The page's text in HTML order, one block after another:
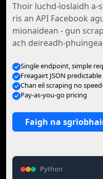
Thoir luchd-ìoslaidh a-
ris an API Facebook
mionaidean - gun
ach deireadh-
Single endpoint, simple
Freagairt JSON predictable
Chan eil scraping no
Pay-as-you-go pricing
Faigh na
Python